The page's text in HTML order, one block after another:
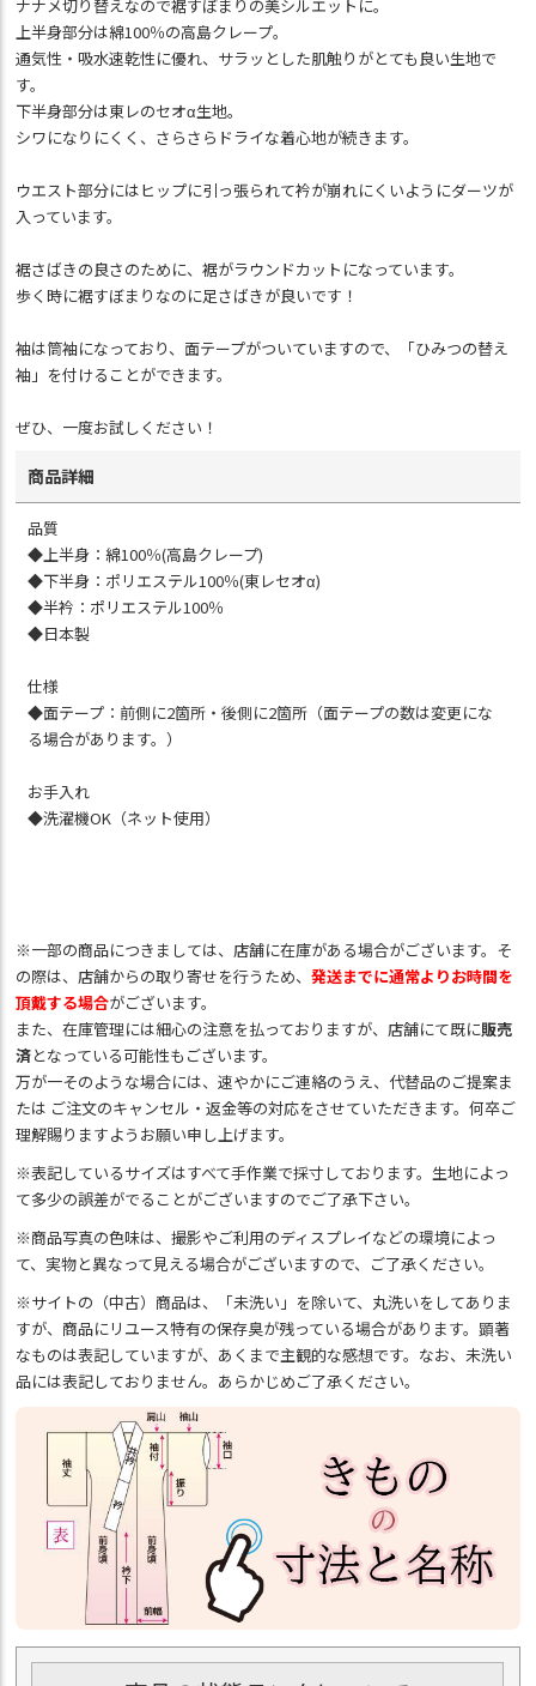
ナナメ切り替えなので裾すぼまりの美シルエットに。
上半身部分は綿100％の高島クレープ。
通気性・吸水速乾性に優れ、サラッとした肌触りがとても良い生地で
す。
下半身部分は東レのセオα生地。
シワになりにくく、さらさらドライな着心地が続きます。
ウエスト部分にはヒップに引っ張られて衿が崩れにくいようにダーツが
入っています。
裾さばきの良さのために、裾がラウンドカットになっています。
歩く時に裾すぼまりなのに足さばきが良いです！
袖は筒袖になっており、面テープがついていますので、「ひみつの替え
袖」を付けることができます。
ぜひ、一度お試しください！
商品詳細
品質
◆上半身：綿100％(高島クレープ)
◆下半身：ポリエステル100％(東レセオα)
◆半衿：ポリエステル100％
◆日本製
仕様
◆面テープ：前側に2箇所・後側に2箇所（面テープの数は変更にな
る場合があります。）
お手入れ
◆洗濯機OK（ネット使用）
※一部の商品につきましては、店舗に在庫がある場合がございます。そ
の際は、店舗からの取り寄せを行うため、発送までに通常よりお時間を
頂戴する場合がございます。
また、在庫管理には細心の注意を払っておりますが、店舗にて既に販売
済となっている可能性もございます。
万が一そのような場合には、速やかにご連絡のうえ、代替品のご提案ま
たは ご注文のキャンセル・返金等の対応をさせていただきます。何卒ご
理解賜りますようお願い申し上げます。
※表記しているサイズはすべて手作業で採寸しております。生地によっ
て多少の誤差がでることがございますのでご了承下さい。
※商品写真の色味は、撮影やご利用のディスプレイなどの環境によっ
て、実物と異なって見える場合がございますので、ご了承ください。
※サイトの（中古）商品は、「未洗い」を除いて、丸洗いをしてありま
すが、商品にリユース特有の保存臭が残っている場合があります。顕著
なものは表記していますが、あくまで主観的な感想です。なお、未洗い
品には表記しておりません。あらかじめご了承ください。